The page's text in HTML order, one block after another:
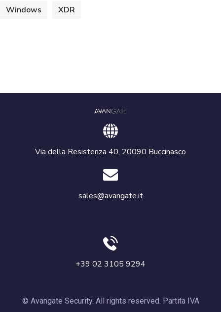
Windows XDR
Via della Resistenza 40, 20090 Buccinasco
sales@avangate.it
+39 02 3105 9294
© Avangate Security. All rights reserved. Partita IVA